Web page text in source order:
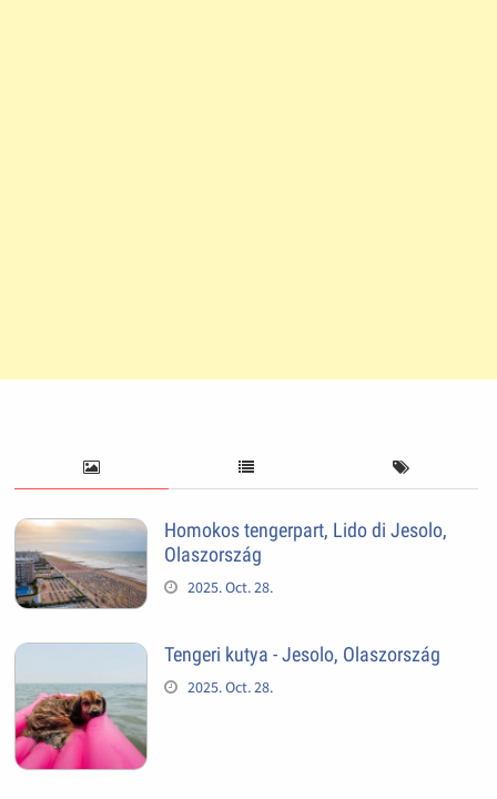
Homokos tengerpart, Lido di Jesolo,
Olaszország
2025. Oct. 28.
Tengeri kutya - Jesolo, Olaszország
2025. Oct. 28.